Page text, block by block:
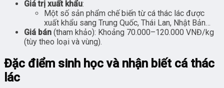
Giá trị xuất khẩu:
Một số sản phẩm chế biến từ cá thác lác được
xuất khẩu sang Trung Quốc, Thái Lan, Nhật Bản…
Giá bán (tham khảo): Khoảng 70.000–120.000 VNĐ/kg
(tùy theo loại và vùng).
Đặc điểm sinh học và nhận biết cá thác
lác